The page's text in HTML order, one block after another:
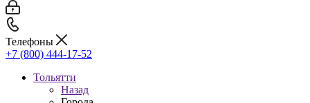
Телефоны
+7 (800) 444-17-52
Тольятти
Назад